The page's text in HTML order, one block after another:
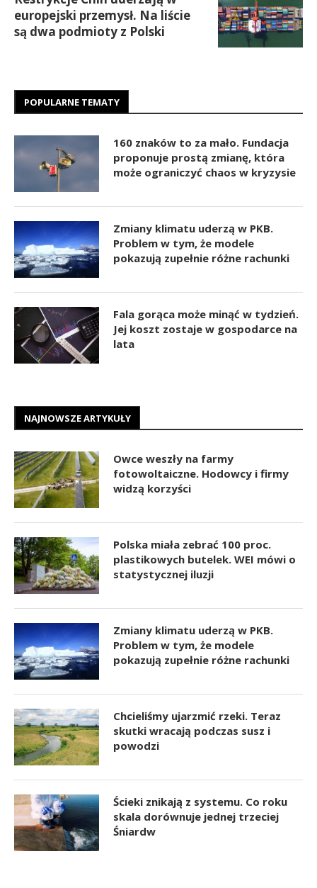
europejski przemysł. Na liście
są dwa podmioty z Polski
POPULARNE TEMATY
160 znaków to za mało. Fundacja
proponuje prostą zmianę, która
może ograniczyć chaos w kryzysie
Zmiany klimatu uderzą w PKB.
Problem w tym, że modele
pokazują zupełnie różne rachunki
Fala gorąca może minąć w tydzień.
Jej koszt zostaje w gospodarce na
lata
NAJNOWSZE ARTYKUŁY
Owce weszły na farmy
fotowoltaiczne. Hodowcy i firmy
widzą korzyści
Polska miała zebrać 100 proc.
plastikowych butelek. WEI mówi o
statystycznej iluzji
Zmiany klimatu uderzą w PKB.
Problem w tym, że modele
pokazują zupełnie różne rachunki
Chcieliśmy ujarzmić rzeki. Teraz
skutki wracają podczas susz i
powodzi
Ścieki znikają z systemu. Co roku
skala dorównuje jednej trzeciej
Śniardw